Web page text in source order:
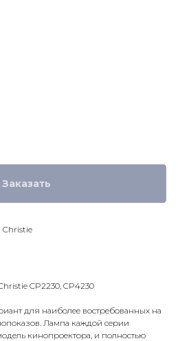
Заказать
Christie
CP2230, CP4230
для наиболее востребованных на
Лампа каждой серии
кинопроектора, и полностью